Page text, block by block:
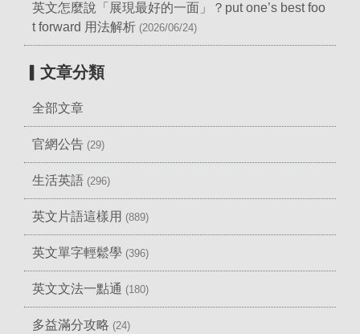
英文怎麼說「展現最好的一面」？put one’s best foo
t forward 用法解析 (2026/06/24)
▎文章分類
全部文章
官網公告 (29)
生活英語 (296)
英文片語這樣用 (889)
英文單字輕鬆學 (396)
英文文法一點通 (180)
多益滿分攻略 (24)